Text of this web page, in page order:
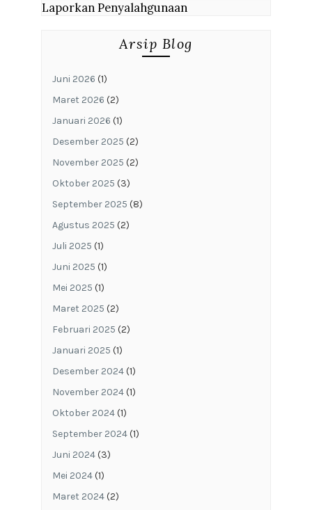
Laporkan Penyalahgunaan
Arsip Blog
Juni 2026 (1)
Maret 2026 (2)
Januari 2026 (1)
Desember 2025 (2)
November 2025 (2)
Oktober 2025 (3)
September 2025 (8)
Agustus 2025 (2)
Juli 2025 (1)
Juni 2025 (1)
Mei 2025 (1)
Maret 2025 (2)
Februari 2025 (2)
Januari 2025 (1)
Desember 2024(1)
November 2024(1)
Oktober 2024(1)
September 2024(1)
Juni 2024(3)
Mei 2024(1)
Maret 2024(2)